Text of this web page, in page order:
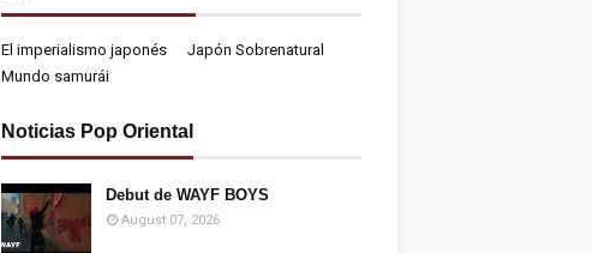
El imperialismo japonés
Japón Sobrenatural
Mundo samurái
Noticias Pop Oriental
Debut de WAYF BOYS
August 07, 2026